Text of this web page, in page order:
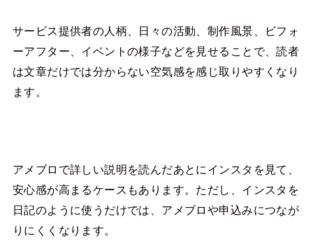
サービス提供者の人柄、日々の活動、制作風景、ビフォ
ーアフター、イベントの様子などを見せることで、読者
は文章だけでは分からない空気感を感じ取りやすくなり
ます。
アメブロで詳しい説明を読んだあとにインスタを見て、
安心感が高まるケースもあります。ただし、インスタを
日記のように使うだけでは、アメブロや申込みにつなが
りにくくなります。